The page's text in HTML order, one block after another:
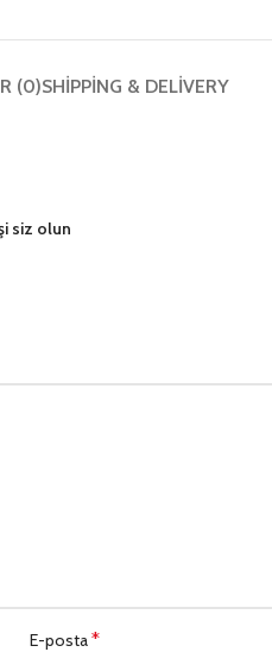
(0)SHIPPING & DELIVERY
siz olun
E-posta*